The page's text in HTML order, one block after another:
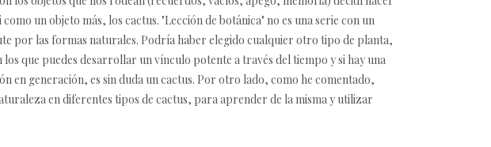
un objeto más, los cactus. "Lección de botánica" no es una serie con un
por las formas naturales. Podría haber elegido cualquier otro tipo de planta,
que puedes desarrollar un vínculo potente a través del tiempo y si hay una
en generación, es sin duda un cactus. Por otro lado, como he comentado,
en diferentes tipos de cactus, para aprender de la misma y utilizar